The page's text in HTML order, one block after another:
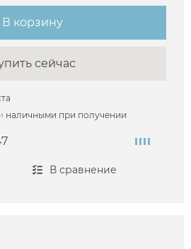
В корзину
сейчас
наличными при получении
В сравнение